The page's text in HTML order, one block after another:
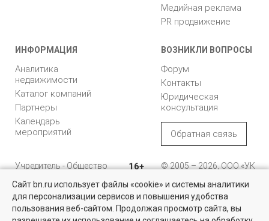
Медийная реклама
PR продвижение
ИНФОРМАЦИЯ
Аналитика
недвижимости
Каталог компаний
Партнеры
Календарь
мероприятий
ВОЗНИКЛИ ВОПРОСЫ
Форум
Контакты
Юридическая
консультация
Обратная связь
Учредитель - Общество
ответственностью
"Управляющая
компания "Бюллетень
недвижимости"
16+
© 2005 – 2026, ООО «УК
196105, Санкт-
Петербург, пр. Юрия
Гагарина, 1
Сайт bn.ru использует файлы «cookie» и системы аналитики
для персонализации сервисов и повышения удобства
пользования веб-сайтом. Продолжая просмотр сайта, вы